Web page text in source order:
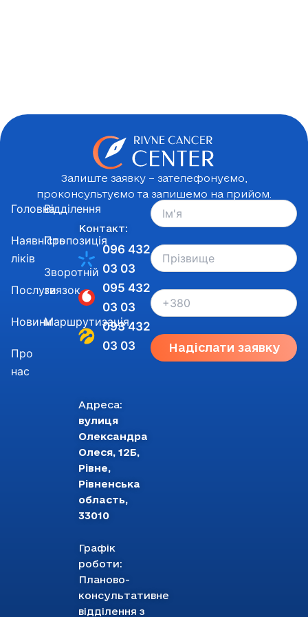
Залиште заявку – зателефонуємо,
проконсультуємо та запишемо на прийом.
Адреса:
вулиця
Олександра
Олеся, 12Б,
Рівне,
Рівненська
область,
33010
Графік
роботи:
Планово-
консультативне
відділення з
Контакт:
096 432
03 03
095 432
03 03
093 432
03 03
Головна
Наявність
ліків
Послуги
Новини
Про
нас
Відділення
Пропозиція
Зворотній
звязок
Маршрутизація
Надіслати заявку